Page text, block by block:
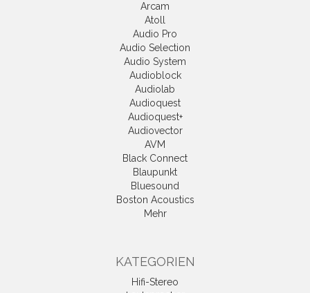
Arcam
Atoll
Audio Pro
Audio Selection
Audio System
Audioblock
Audiolab
Audioquest
Audioquest+
Audiovector
AVM
Black Connect
Blaupunkt
Bluesound
Boston Acoustics
Mehr
KATEGORIEN
Hifi-Stereo